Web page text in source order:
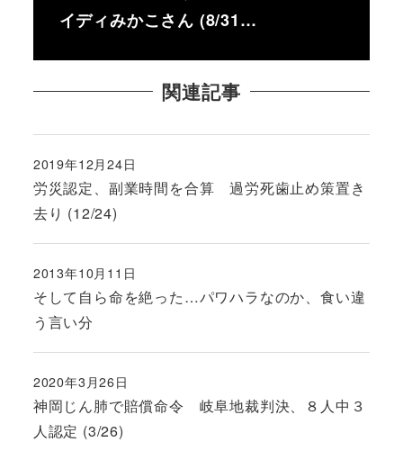
イディみかこさん (8/31…
関連記事
労災認定、副業時間を合算 過労死歯止め策置き
去り (12/24)
投稿日
2019年12月24日
そして自ら命を絶った…パワハラなのか、食い違
う言い分
投稿日
2013年10月11日
神岡じん肺で賠償命令 岐阜地裁判決、８人中３
人認定 (3/26)
投稿日
2020年3月26日